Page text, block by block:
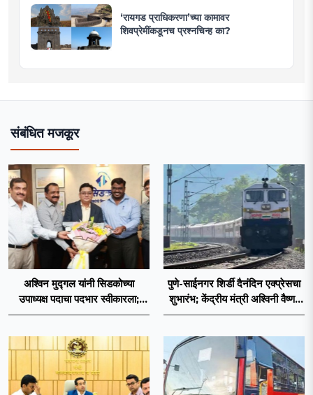
‘रायगड प्राधिकरणा’च्या कामावर
शिवप्रेमींकडूनच प्रश्नचिन्ह का?
संबंधित मजकूर
अश्विन मुद्गल यांनी सिडकोच्या
उपाध्यक्ष पदाचा पदभार स्वीकारला;
प्रकल्प वेळेत पूर्ण करण्यास प्राधान्य
पुणे-साईनगर शिर्डी दैनंदिन एक्प्रेसचा
शुभारंभ; केंद्रीय मंत्री अश्विनी वैष्णव
दाखवणार हिरवा झेंडा